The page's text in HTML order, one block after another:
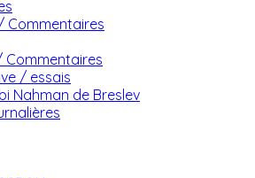
Commentaires
/ essais
Nahman de Breslev